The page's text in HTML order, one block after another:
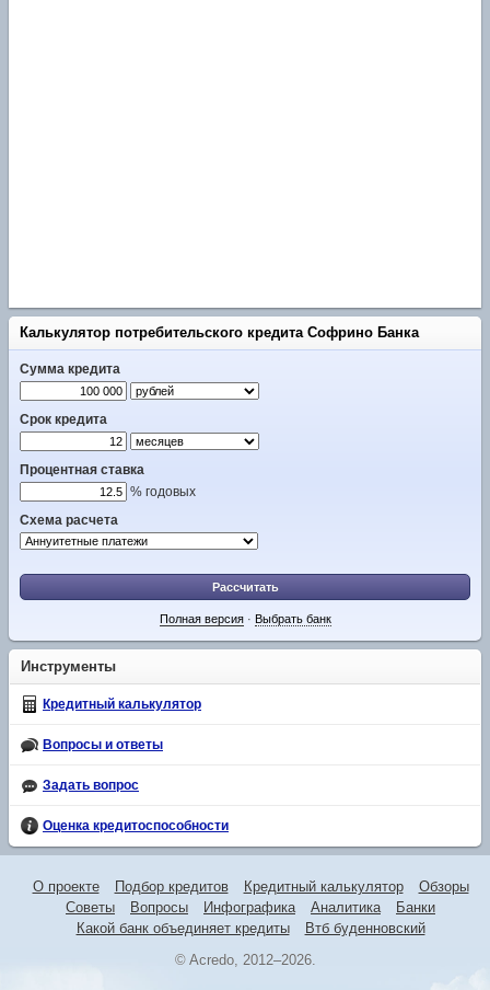
Калькулятор потребительского кредита Софрино Банка
Сумма кредита
Срок кредита
Процентная ставка
% годовых
Схема расчета
Рассчитать
Полная версия· Выбрать банк
Инструменты
Кредитный калькулятор
Вопросы и ответы
Задать вопрос
Оценка кредитоспособности
О проекте Подбор кредитов Кредитный калькулятор
Обзоры
Советы
Вопросы Инфографика Аналитика
Банки
Какой банк объединяет кредиты
Втб буденновский
© Acredo, 2012–2026.